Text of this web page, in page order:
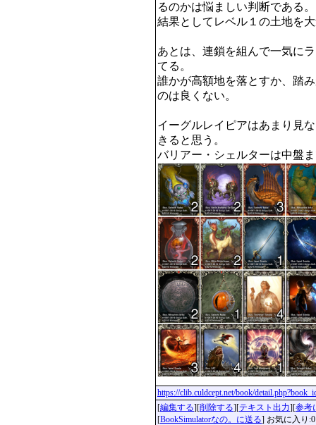
るのかは悩ましい判断である。
結果としてレベル１の土地を
あとは、連鎖を組んで一気に
てる。
誰かが高額地を落とすか、踏
のは良くない。
イーグルレイピアはあまり見
きると思う。
バリアー・シェルターは中盤
https://clib.culdcept.net/book/
[編集する][削除する][テキスト出力][参考
[BookSimulatorなの。に送る] お気に入り:0